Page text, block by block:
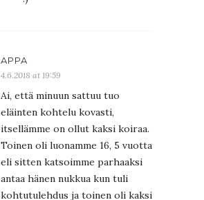
APPA
4.6.2018 at 19:59
Ai, että minuun sattuu tuo
eläinten kohtelu kovasti,
itsellämme on ollut kaksi koiraa.
Toinen oli luonamme 16, 5 vuotta
eli sitten katsoimme parhaaksi
antaa hänen nukkua kun tuli
kohtutulehdus ja toinen oli kaksi